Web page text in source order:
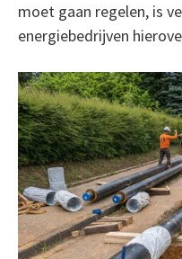
moet gaan regelen, is
energiebedrijven